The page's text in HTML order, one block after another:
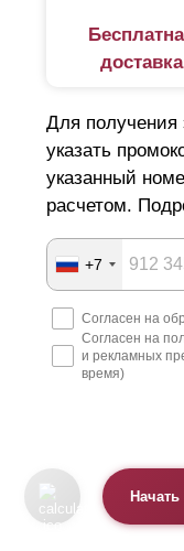
доставка
Для получения
указать
указанный
расчетом.
+7
Согласен на
Согласен на
и рекламных
время)
Начать